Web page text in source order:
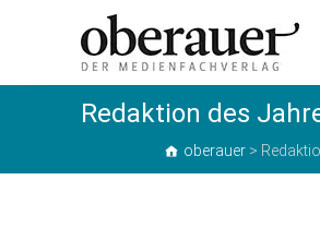
oberauer
Redaktion des
oberauer >